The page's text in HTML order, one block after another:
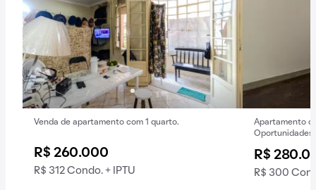
Venda de apartamento com 1 quarto.
R$ 260.000
R$ 312 Condo. + IPTU
Apartamento
Oportunidades
R$
R$ 300